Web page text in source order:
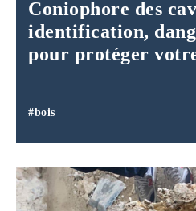
Coniophore des
identification,
pour protéger
#bois